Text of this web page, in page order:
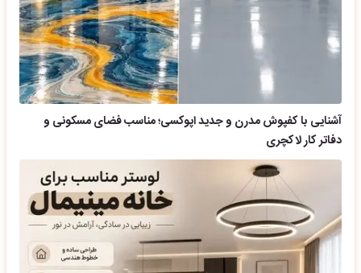
آشنایی با کفپوش مدرن و جدید اپوکسی؛ مناسب فضای مسکونی و
دفاتر کار لاکچری